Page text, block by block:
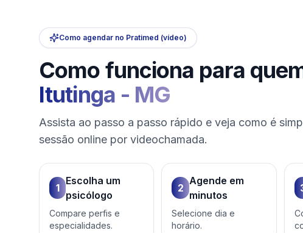
Como agendar no Pratimed (vídeo)
Como funciona para
Itutinga - MG
Assista ao passo a passo rápido e veja como é
sessão online por videochamada.
1
Escolha um
psicólogo
Compare perfis e
especialidades.
2
Agende em
minutos
Selecione dia e
horário.